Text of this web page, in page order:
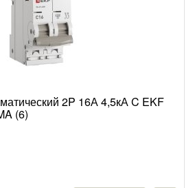
2P 16А 4,5кА C EKF
(6)